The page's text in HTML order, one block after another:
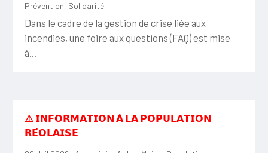
Prévention, Solidarité
Dans le cadre de la gestion de crise liée aux
incendies, une foire aux questions (FAQ) est mise
à...
⚠️ 𝗜𝗡𝗙𝗢𝗥𝗠𝗔𝗧𝗜𝗢𝗡 𝗔̀ 𝗟𝗔 𝗣𝗢𝗣𝗨𝗟𝗔𝗧𝗜𝗢𝗡
𝗥𝗘́𝗢𝗟𝗔𝗜𝗦𝗘